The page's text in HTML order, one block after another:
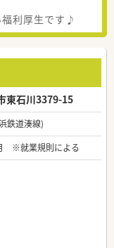
福利厚生です♪
東石川3379-15
鉄道湊線)
※就業規則による